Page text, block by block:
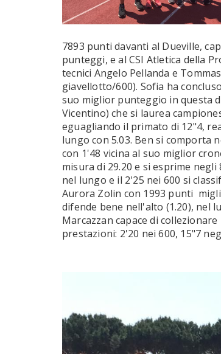
7893 punti davanti al Dueville,
punteggi, e al CSI Atletica della
tecnici Angelo Pellanda e
giavellotto/600). Sofia ha
suo miglior punteggio in questa
Vicentino) che si laurea
eguagliando il primato di 12"4,
lungo con 5.03. Ben si comporta
con 1'48 vicina al suo miglior
misura di 29.20 e si esprime
nel lungo e il 2'25 nei 600 si
Aurora Zolin con 1993 punti
difende bene nell'alto (1.20), nel
Marcazzan capace di
prestazioni: 2'20 nei 600, 15"7